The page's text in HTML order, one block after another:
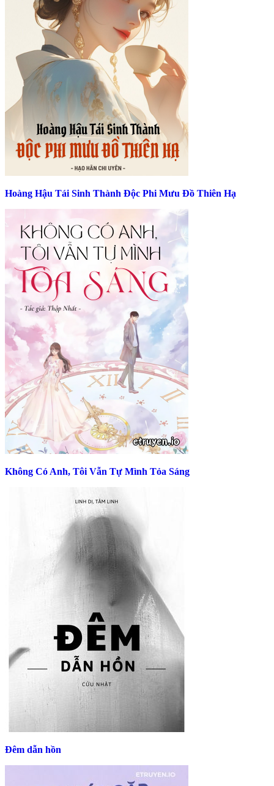
Hoàng Hậu Tái Sinh Thành Độc Phi Mưu Đồ Thiên Hạ
Không Có Anh, Tôi Vẫn Tự Mình Tỏa Sáng
Đêm dẫn hồn